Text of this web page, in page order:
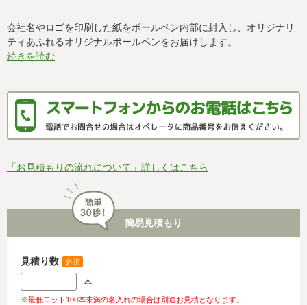
会社名やロゴを印刷した紙をボールペン内部に封入し、オリジナリ
ティあふれるオリジナルボールペンをお届けします。
続きを読む
「お見積もりの流れについて」詳しくはこちら
簡易見積もり
見積り数 必須
本
※最低ロット100本未満の名入れの場合は別途お見積となります。